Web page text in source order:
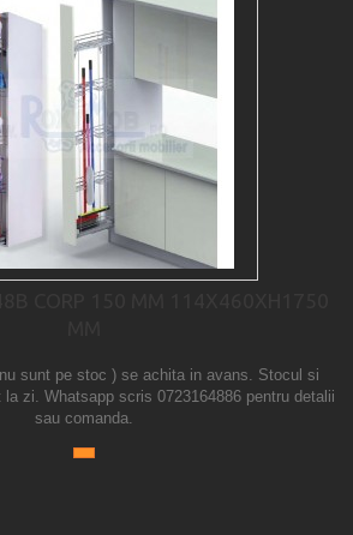
sunt pe stoc ) se achita in avans. Stocul si
zi. Whatsapp scris 0723164886 pentru detalii
sau comanda.